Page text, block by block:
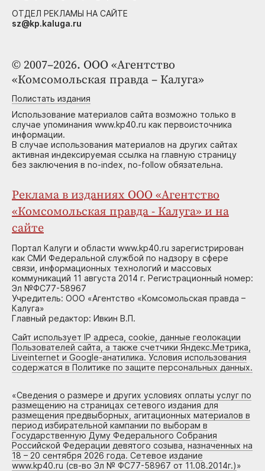
© 2007–2026. ООО «Агентство
«Комсомольская правда – Калуга»
Полистать издания
Использование материалов сайта возможно только в
случае упоминания www.kp40.ru как первоисточника
информации.
В случае использования материалов на других сайтах
активная индексируемая ссылка на главную страницу
без заключения в no-index, no-follow обязательна.
Реклама в изданиях ООО «Агентство
«Комсомольская правда - Калуга» и на
сайте
Портал Калуги и области www.kp40.ru зарегистрирован
как СМИ Федеральной службой по надзору в сфере
связи, информационных технологий и массовых
коммуникаций 11 августа 2014 г. Регистрационный номер:
Эл №ФС77-58967
Учредитель: ООО «Агентство «Комсомольская правда –
Калуга»
Главный редактор: Ивкин В.П.
Сайт использует IP адреса, cookie, данные геолокации
Пользователей сайта, а также счетчики Яндекс.Метрика,
Liveinternet и Google-анатилика. Условия использования
содержатся в Политике по защите персональных данных.
«Сведения о размере и других условиях оплаты услуг по
размещению на страницах сетевого издания для
размещения предвыборных, агитационных материалов в
период избирательной кампании по выборам в
Государственную Думу Федерального Собрания
Российской Федерации девятого созыва, назначенных на
18 – 20 сентября 2026 года. Сетевое издание
www.kp40.ru (св-во Эл № ФС77-58967 от 11.08.2014г.)»
ОТДЕЛ РЕКЛАМЫ НА САЙТЕ
sz@kp.kaluga.ru